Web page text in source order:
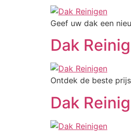
Geef uw dak een
Dak
Ontdek de beste
Dak